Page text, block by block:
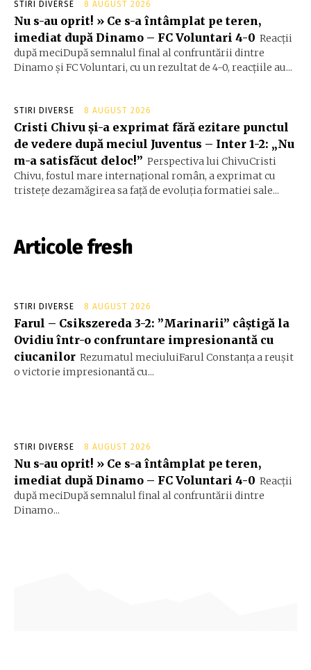
STIRI DIVERSE 8 AUGUST 2026
Nu s-au oprit! » Ce s-a întâmplat pe teren,
imediat după Dinamo – FC Voluntari 4-0 Reacții
după meciDupă semnalul final al confruntării dintre
Dinamo și FC Voluntari, cu un rezultat de 4-0, reacțiile au...
STIRI DIVERSE 8 AUGUST 2026
Cristi Chivu și-a exprimat fără ezitare punctul
de vedere după meciul Juventus – Inter 1-2: „Nu
m-a satisfăcut deloc!” Perspectiva lui ChivuCristi
Chivu, fostul mare internațional român, a exprimat cu
tristețe dezamăgirea sa față de evoluția formatiei sale...
Articole fresh
STIRI DIVERSE 8 AUGUST 2026
Farul – Csikszereda 3-2: ”Marinarii” câștigă la
Ovidiu într-o confruntare impresionantă cu
ciucanilor Rezumatul meciuluiFarul Constanța a reușit
o victorie impresionantă cu...
STIRI DIVERSE 8 AUGUST 2026
Nu s-au oprit! » Ce s-a întâmplat pe teren,
imediat după Dinamo – FC Voluntari 4-0 Reacții
după meciDupă semnalul final al confruntării dintre
Dinamo...